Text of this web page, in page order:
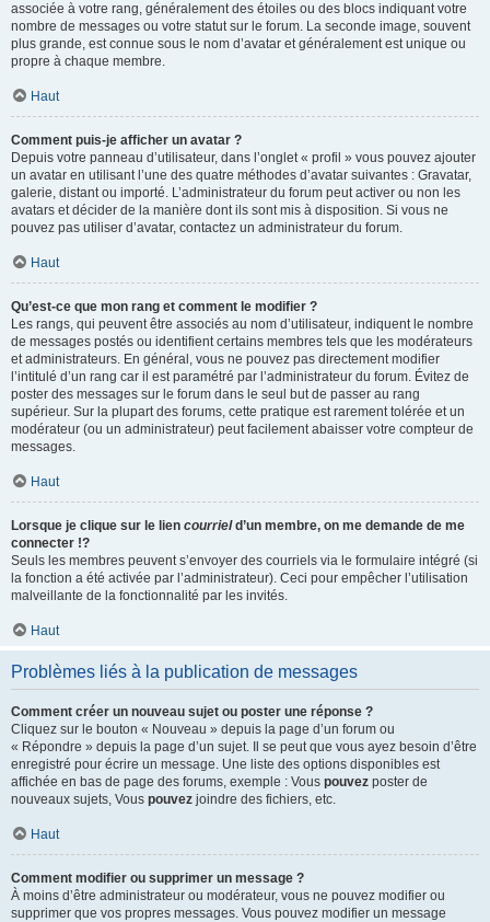
associée à votre rang, généralement des étoiles ou des blocs indiquant votre
nombre de messages ou votre statut sur le forum. La seconde image, souvent
plus grande, est connue sous le nom d’avatar et généralement est unique ou
propre à chaque membre.
Haut
Comment puis-je afficher un avatar ?
Depuis votre panneau d’utilisateur, dans l’onglet « profil » vous pouvez ajouter
un avatar en utilisant l’une des quatre méthodes d’avatar suivantes : Gravatar,
galerie, distant ou importé. L’administrateur du forum peut activer ou non les
avatars et décider de la manière dont ils sont mis à disposition. Si vous ne
pouvez pas utiliser d’avatar, contactez un administrateur du forum.
Haut
Qu’est-ce que mon rang et comment le modifier ?
Les rangs, qui peuvent être associés au nom d’utilisateur, indiquent le nombre
de messages postés ou identifient certains membres tels que les modérateurs
et administrateurs. En général, vous ne pouvez pas directement modifier
l’intitulé d’un rang car il est paramétré par l’administrateur du forum. Évitez de
poster des messages sur le forum dans le seul but de passer au rang
supérieur. Sur la plupart des forums, cette pratique est rarement tolérée et un
modérateur (ou un administrateur) peut facilement abaisser votre compteur de
messages.
Haut
Lorsque je clique sur le lien courrield’un membre, on me demande de me
connecter !?
Seuls les membres peuvent s’envoyer des courriels via le formulaire intégré (si
la fonction a été activée par l’administrateur). Ceci pour empêcher l’utilisation
malveillante de la fonctionnalité par les invités.
Haut
Problèmes liés à la publication de messages
Comment créer un nouveau sujet ou poster une réponse ?
Cliquez sur le bouton « Nouveau » depuis la page d’un forum ou
« Répondre » depuis la page d’un sujet. Il se peut que vous ayez besoin d’être
enregistré pour écrire un message. Une liste des options disponibles est
affichée en bas de page des forums, exemple : Vous pouvez poster de
nouveaux sujets, Vous pouvez joindre des fichiers, etc.
Haut
Comment modifier ou supprimer un message ?
À moins d’être administrateur ou modérateur, vous ne pouvez modifier ou
supprimer que vos propres messages. Vous pouvez modifier un message